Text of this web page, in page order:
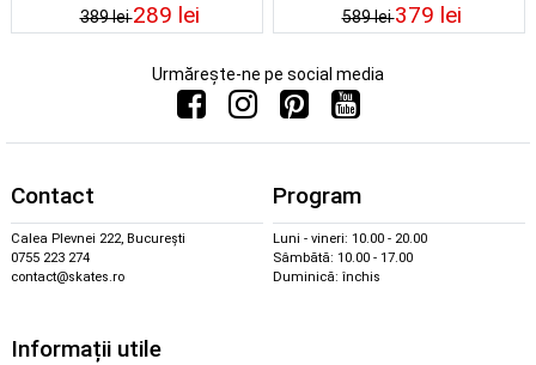
389 lei289 lei 589 lei379 lei
Urmărește-ne pe social media
Contact
Calea Plevnei 222, București
0755 223 274
contact@skates.ro
Program
Luni - vineri: 10.00 - 20.00
Sâmbătă: 10.00 - 17.00
Duminică: închis
Informații utile